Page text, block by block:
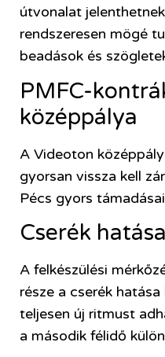
útvonalat
rendszeresen mögé
beadások és
PMFC-
középpálya
A Videoton
gyorsan vissza kell
Pécs gyors
Cserék hatása
A felkészülési
része a cserék
teljesen új ritmust
a második félidő